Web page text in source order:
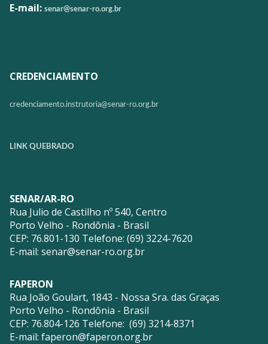
E-mail: senar@senar-ro.org.br
CREDENCIAMENTO
credenciamento.instrutoria@senar-ro.org.br
LINK QUEBRADO
SENAR/AR-RO
Rua Julio de Castilho nº 540, Centro
Porto Velho - Rondônia - Brasil
CEP: 76.801-130 Telefone: (69) 3224-7620
E-mail: senar@senar-ro.org.br
FAPERON
Rua João Goulart, 1843 - Nossa Sra. das Graças
Porto Velho - Rondônia - Brasil
CEP: 76.804-126 Telefone: (69) 3214-8371
E-mail: faperon@faperon.org.br